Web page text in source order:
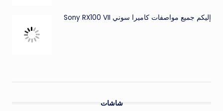
إليكم جميع مواصفات كاميرا سوني Sony RX100 VII
شاشات